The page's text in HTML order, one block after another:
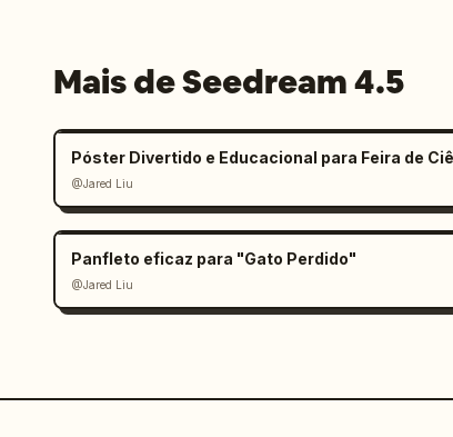
Mais de Seedream 4.5
@Jared Liu
Panfleto eficaz para "Gato Perdido"
@Jared Liu